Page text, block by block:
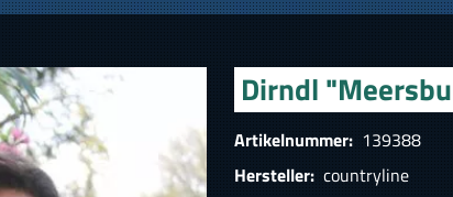
Dirndl
Artikelnummer: 139388
Hersteller: countryline